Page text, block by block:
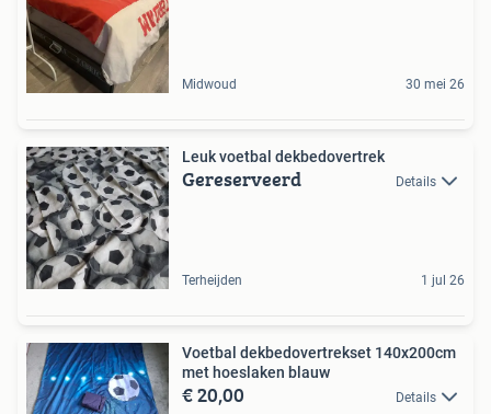
Midwoud 30 mei 26
Leuk voetbal dekbedovertrek
Gereserveerd Details
Terheijden 1 jul 26
Voetbal dekbedovertrekset 140x200cm
met hoeslaken blauw
€ 20,00 Details